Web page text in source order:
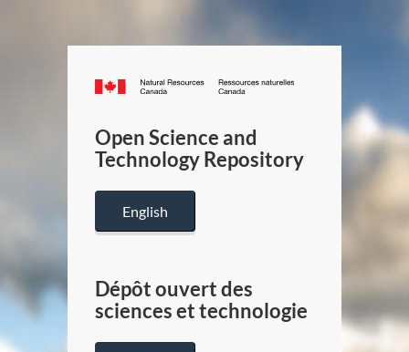
Canada.ca
/
Canada
Open Science and
Technology Repository
English
Dépôt ouvert des
sciences et technologie